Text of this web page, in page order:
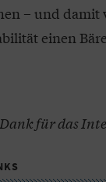
– und damit
einen
für das